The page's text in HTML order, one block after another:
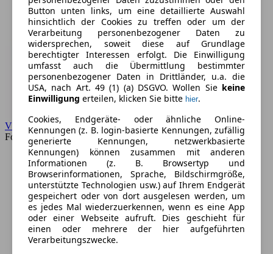
VW
Forum
Button unten links, um eine detaillierte Auswahl
hinsichtlich der Cookies zu treffen oder um der
Verarbeitung personenbezogener Daten zu
widersprechen, soweit diese auf Grundlage
berechtigter Interessen erfolgt. Die Einwilligung
umfasst auch die Übermittlung bestimmter
personenbezogener Daten in Drittländer, u.a. die
USA, nach Art. 49 (1) (a) DSGVO. Wollen Sie keine
Einwilligung erteilen, klicken Sie bitte hier.
Cookies, Endgeräte- oder ähnliche Online-
Kennungen (z. B. login-basierte Kennungen, zufällig
generierte Kennungen, netzwerkbasierte
Kennungen) können zusammen mit anderen
Informationen (z. B. Browsertyp und
Browserinformationen, Sprache, Bildschirmgröße,
unterstützte Technologien usw.) auf Ihrem Endgerät
gespeichert oder von dort ausgelesen werden, um
es jedes Mal wiederzuerkennen, wenn es eine App
oder einer Webseite aufruft. Dies geschieht für
einen oder mehrere der hier aufgeführten
Verarbeitungszwecke.